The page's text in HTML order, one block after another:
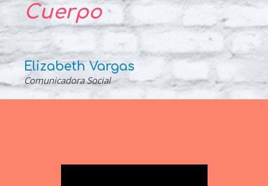
Cuerpo
Elizabeth Vargas
Comunicadora Social